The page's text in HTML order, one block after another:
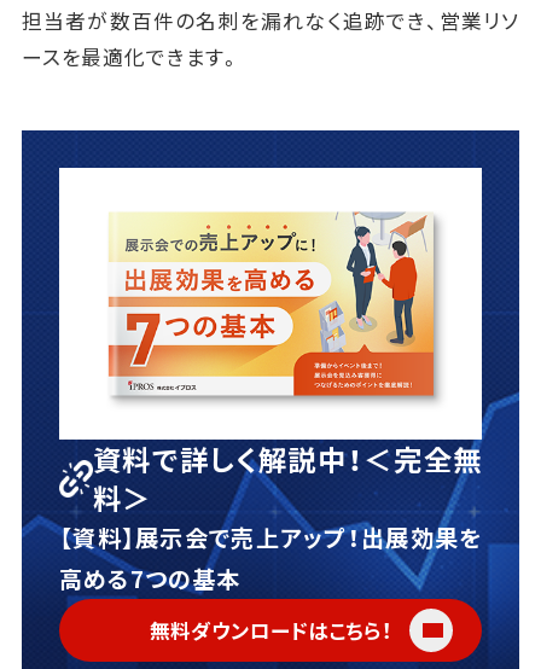
担当者が数百件の名刺を漏れなく追跡でき、営業リソ
ースを最適化できます。
資料で詳しく解説中！＜完全無
料＞
【資料】展示会で売上アップ！出展効果を
高める7つの基本
無料ダウンロードはこちら！